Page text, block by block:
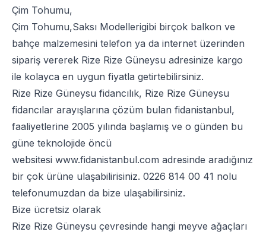
Çim Tohumu,
Çim Tohumu,Saksı Modellerigibi birçok balkon ve
bahçe malzemesini telefon ya da internet üzerinden
sipariş vererek Rize Rize Güneysu adresinize kargo
ile kolayca en uygun fiyatla getirtebilirsiniz.
Rize Rize Güneysu fidancılık, Rize Rize Güneysu
fidancılar arayışlarına çözüm bulan fidanistanbul,
faaliyetlerine 2005 yılında başlamış ve o günden bu
güne teknolojide öncü
websitesi www.fidanistanbul.com adresinde aradığınız
bir çok ürüne ulaşabilirisiniz. 0226 814 00 41 nolu
telefonumuzdan da bize ulaşabilirsiniz.
Bize ücretsiz olarak
Rize Rize Güneysu çevresinde hangi meyve ağaçları